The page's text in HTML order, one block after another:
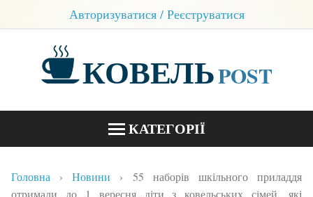
Авторизуватися / Реєструватися
КОВЕЛЬPOST
КАТЕГОРІЇ
БЛОГИ
Головна Новини
55 наборів шкільного приладдя
отримали до 1 вересня діти з ковельських сімей, які